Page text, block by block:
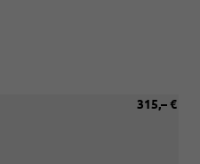
315,– €